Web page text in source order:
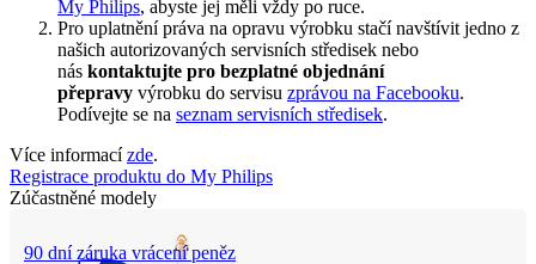
My Philips, abyste jej měli vždy po ruce.
Pro uplatnění práva na opravu výrobku stačí navštívit jedno z
našich autorizovaných servisních středisek nebo
nás kontaktujte pro bezplatné objednání
přepravy výrobku do servisu zprávou na Facebooku.
Podívejte se na seznam servisních středisek.
Více informací zde.
Registrace produktu do My Philips
Zúčastněné modely
90 dní záruka vrácení peněz